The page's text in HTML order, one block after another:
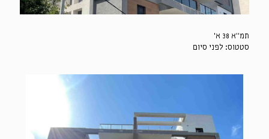
תמ"א 38 א'
סטטוס: לפני סיום